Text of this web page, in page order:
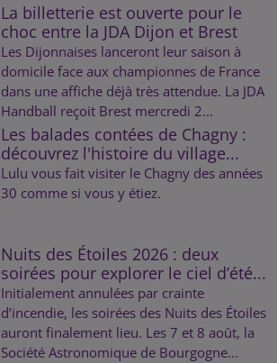
La billetterie est ouverte pour le
choc entre la JDA Dijon et Brest
Les Dijonnaises lanceront leur saison à
domicile face aux championnes de France
dans une affiche déjà très attendue. La JDA
Handball reçoit Brest mercredi 2...
Les balades contées de Chagny :
découvrez l'histoire du village...
Lulu vous fait visiter le Chagny des années
30 comme si vous y étiez.
Nuits des Étoiles 2026 : deux
soirées pour explorer le ciel d’été...
Initialement annulées par crainte
d’incendie, les soirées des Nuits des Étoiles
auront finalement lieu. Les 7 et 8 août, la
Société Astronomique de Bourgogne...